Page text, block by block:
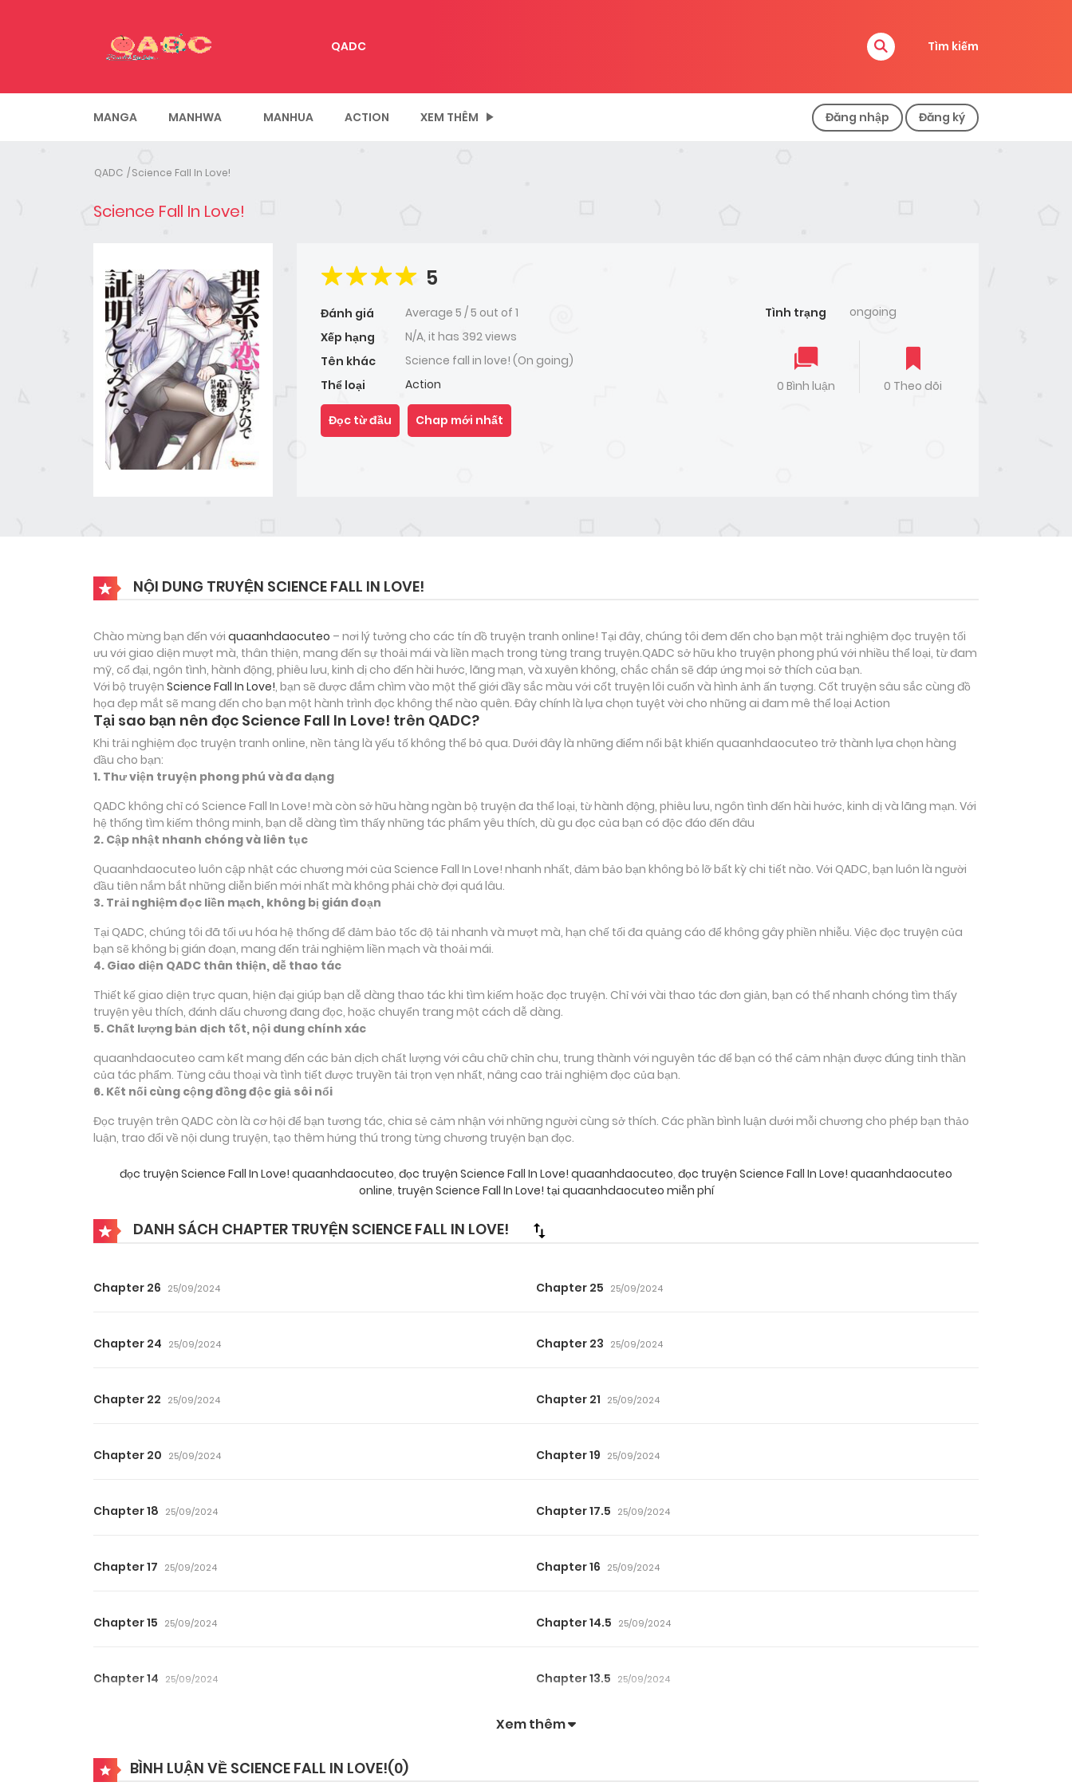
QADC Tìm kiếm
MANGA MANHWA MANHUA ACTION XEM THÊM Đăng nhập Đăng ký
QADC Science Fall In Love!
Science Fall In Love!
5
Đánh giá Average 5 /5 out of 1
Xếp hạng
N/A, it has 392 views
Tên khác
Science fall in love! (On going)
Thể loại
Action
Tình trạng ongoing
0 Bình luận 0 Theo dõi
Đọc từ đầu Chap mới nhất
NỘI DUNG TRUYỆN SCIENCE FALL IN LOVE!
Chào mừng bạn đến với quaanhdaocuteo – nơi lý tưởng cho các tín đồ truyện tranh online! Tại đây, chúng tôi đem đến cho bạn một trải nghiệm đọc truyện tối
ưu với giao diện mượt mà, thân thiện, mang đến sự thoải mái và liền mạch trong từng trang truyện.QADC sở hữu kho truyện phong phú với nhiều thể loại, từ đam
mỹ, cổ đại, ngôn tình, hành động, phiêu lưu, kinh dị cho đến hài hước, lãng mạn, và xuyên không, chắc chắn sẽ đáp ứng mọi sở thích của bạn.
Với bộ truyện Science Fall In Love!, bạn sẽ được đắm chìm vào một thế giới đầy sắc màu với cốt truyện lôi cuốn và hình ảnh ấn tượng. Cốt truyện sâu sắc cùng đồ
họa đẹp mắt sẽ mang đến cho bạn một hành trình đọc không thể nào quên. Đây chính là lựa chọn tuyệt vời cho những ai đam mê thể loại Action
Tại sao bạn nên đọc Science Fall In Love! trên QADC?
Khi trải nghiệm đọc truyện tranh online, nền tảng là yếu tố không thể bỏ qua. Dưới đây là những điểm nổi bật khiến quaanhdaocuteo trở thành lựa chọn hàng
đầu cho bạn:
1. Thư viện truyện phong phú và đa dạng
QADC không chỉ có Science Fall In Love! mà còn sở hữu hàng ngàn bộ truyện đa thể loại, từ hành động, phiêu lưu, ngôn tình đến hài hước, kinh dị và lãng mạn. Với
hệ thống tìm kiếm thông minh, bạn dễ dàng tìm thấy những tác phẩm yêu thích, dù gu đọc của bạn có độc đáo đến đâu
2. Cập nhật nhanh chóng và liên tục
Quaanhdaocuteo luôn cập nhật các chương mới của Science Fall In Love! nhanh nhất, đảm bảo bạn không bỏ lỡ bất kỳ chi tiết nào. Với QADC, bạn luôn là người
đầu tiên nắm bắt những diễn biến mới nhất mà không phải chờ đợi quá lâu.
3. Trải nghiệm đọc liền mạch, không bị gián đoạn
Tại QADC, chúng tôi đã tối ưu hóa hệ thống để đảm bảo tốc độ tải nhanh và mượt mà, hạn chế tối đa quảng cáo để không gây phiền nhiễu. Việc đọc truyện của
bạn sẽ không bị gián đoạn, mang đến trải nghiệm liền mạch và thoải mái.
4. Giao diện QADC thân thiện, dễ thao tác
Thiết kế giao diện trực quan, hiện đại giúp bạn dễ dàng thao tác khi tìm kiếm hoặc đọc truyện. Chỉ với vài thao tác đơn giản, bạn có thể nhanh chóng tìm thấy
truyện yêu thích, đánh dấu chương đang đọc, hoặc chuyển trang một cách dễ dàng.
5. Chất lượng bản dịch tốt, nội dung chính xác
quaanhdaocuteo cam kết mang đến các bản dịch chất lượng với câu chữ chỉn chu, trung thành với nguyên tác để bạn có thể cảm nhận được đúng tinh thần
của tác phẩm. Từng câu thoại và tình tiết được truyền tải trọn vẹn nhất, nâng cao trải nghiệm đọc của bạn.
6. Kết nối cùng cộng đồng độc giả sôi nổi
Đọc truyện trên QADC còn là cơ hội để bạn tương tác, chia sẻ cảm nhận với những người cùng sở thích. Các phần bình luận dưới mỗi chương cho phép bạn thảo
luận, trao đổi về nội dung truyện, tạo thêm hứng thú trong từng chương truyện bạn đọc.
đọc truyện Science Fall In Love! quaanhdaocuteo, đọc truyện Science Fall In Love! quaanhdaocuteo, đọc truyện Science Fall In Love! quaanhdaocuteo
online, truyện Science Fall In Love! tại quaanhdaocuteo miễn phí
DANH SÁCH CHAPTER TRUYỆN SCIENCE FALL IN LOVE!
Chapter 26 25/09/2024 Chapter 25 25/09/2024
Chapter 24 25/09/2024 Chapter 23 25/09/2024
Chapter 22 25/09/2024 Chapter 21 25/09/2024
Chapter 20 25/09/2024 Chapter 19 25/09/2024
Chapter 18 25/09/2024 Chapter 17.5 25/09/2024
Chapter 17 25/09/2024 Chapter 16 25/09/2024
Chapter 15 25/09/2024 Chapter 14.5 25/09/2024
Chapter 14 25/09/2024 Chapter 13.5 25/09/2024
Xem thêm
BÌNH LUẬN VỀ SCIENCE FALL IN LOVE!(0)